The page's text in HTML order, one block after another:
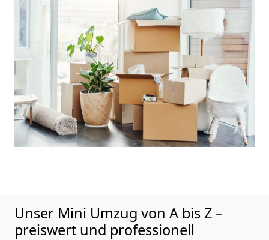
Unser Mini Umzug von A bis Z –
preiswert und professionell